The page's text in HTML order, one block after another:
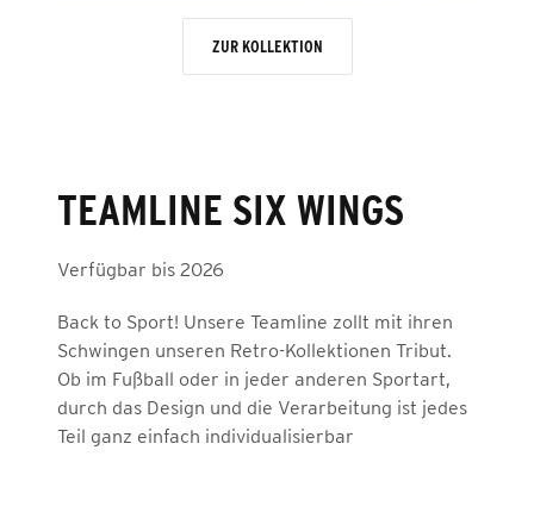
ZUR KOLLEKTION
TEAMLINE SIX WINGS
Verfügbar bis 2026
Back to Sport! Unsere Teamline zollt mit ihren
Schwingen unseren Retro-Kollektionen Tribut.
Ob im Fußball oder in jeder anderen Sportart,
durch das Design und die Verarbeitung ist jedes
Teil ganz einfach individualisierbar